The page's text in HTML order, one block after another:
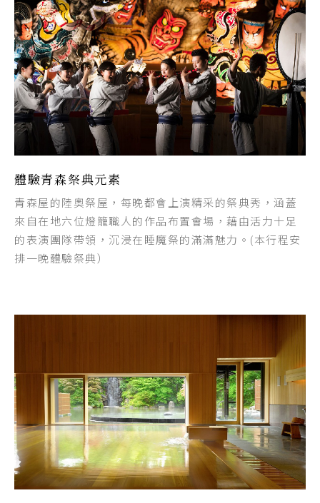
體驗青森祭典元素
青森屋的陸奧祭屋，每晚都會上演精采的祭典秀，涵蓋
來自在地六位燈籠職人的作品布置會場，藉由活力十足
的表演團隊帶領，沉浸在睡魔祭的滿滿魅力。(本行程安
排一晚體驗祭典）